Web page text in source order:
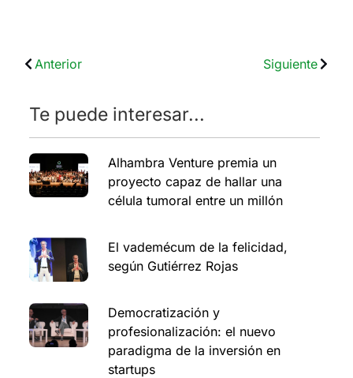
Anterior Siguiente
Te puede interesar...
Alhambra Venture premia un
proyecto capaz de hallar una
célula tumoral entre un millón
El vademécum de la felicidad,
según Gutiérrez Rojas
Democratización y
profesionalización: el nuevo
paradigma de la inversión en
startups